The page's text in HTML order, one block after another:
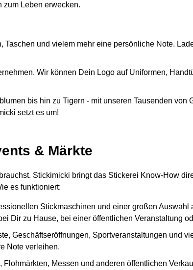
zum Leben erwecken.
Taschen und vielem mehr eine persönliche Note.
Wir können Dein Logo auf Uniformen,
bis hin zu Tigern - mit unseren Tausenden von
setzt es um!
& Märkte
Stickimicki bringt das Stickerei Know-How
es funktioniert:
Stickmaschinen und einer großen Auswahl
Dir zu Hause, bei einer öffentlichen Veranstaltung
Geschäftseröffnungen, Sportveranstaltungen und
Note verleihen.
Flohmärkten, Messen und anderen öffentlichen